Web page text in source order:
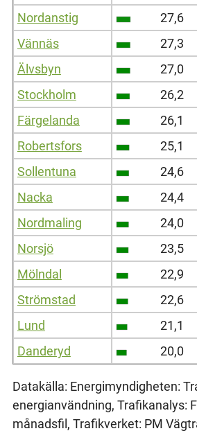
Nordanstig
27,6
Vännäs
27,3
Älvsbyn
27,0
Stockholm
26,2
Färgelanda
26,1
Robertsfors
25,1
Sollentuna
24,6
Nacka
24,4
Nordmaling
24,0
Norsjö
23,5
Mölndal
22,9
Strömstad
22,6
Lund
21,1
Danderyd
20,0
Datakälla: Energimyndigheten:
energianvändning, Trafikanalys:
månadsfil, Trafikverket: PM